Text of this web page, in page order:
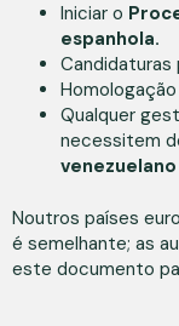
Iniciar o
espanhola.
Candidaturas
Qualquer
necessitem
venezuelano
Noutros países
é semelhante; as
este documento